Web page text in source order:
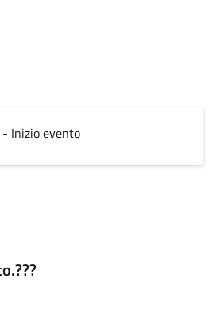
Inizio evento